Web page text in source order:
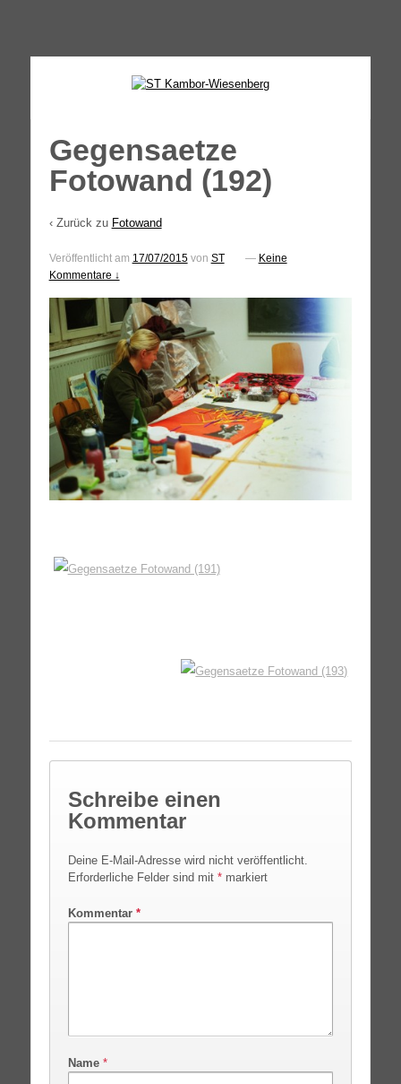
↓
Gegensaetze
Fotowand (192)
‹ Zurück zu Fotowand
Veröffentlicht am 17/07/2015von ST — Keine
Kommentare ↓
Schreibe einen
Kommentar
Deine E-Mail-Adresse wird nicht veröffentlicht.
Erforderliche Felder sind mit *markiert
Kommentar *
Name *